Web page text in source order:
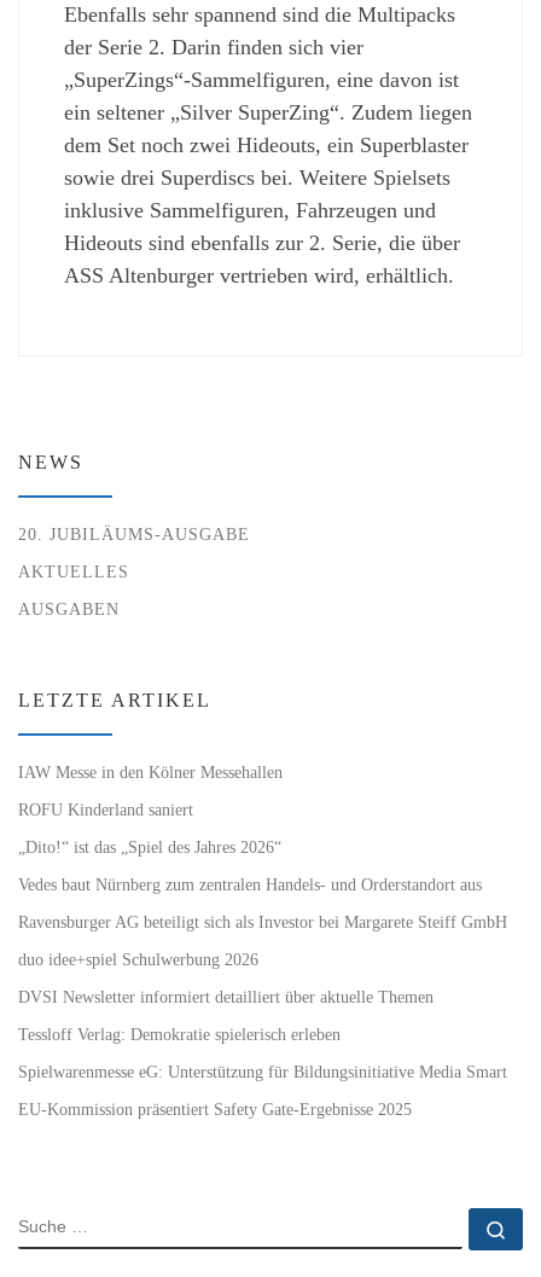
Ebenfalls sehr spannend sind die Multipacks
der Serie 2. Darin finden sich vier
„SuperZings“-Sammelfiguren, eine davon ist
ein seltener „Silver SuperZing“. Zudem liegen
dem Set noch zwei Hideouts, ein Superblaster
sowie drei Superdiscs bei. Weitere Spielsets
inklusive Sammelfiguren, Fahrzeugen und
Hideouts sind ebenfalls zur 2. Serie, die über
ASS Altenburger vertrieben wird, erhältlich.
NEWS
20. JUBILÄUMS-AUSGABE
AKTUELLES
AUSGABEN
LETZTE ARTIKEL
IAW Messe in den Kölner Messehallen
ROFU Kinderland saniert
„Dito!“ ist das „Spiel des Jahres 2026“
Vedes baut Nürnberg zum zentralen Handels- und Orderstandort aus
Ravensburger AG beteiligt sich als Investor bei Margarete Steiff GmbH
duo idee+spiel Schulwerbung 2026
DVSI Newsletter informiert detailliert über aktuelle Themen
Tessloff Verlag: Demokratie spielerisch erleben
Spielwarenmesse eG: Unterstützung für Bildungsinitiative Media Smart
EU-Kommission präsentiert Safety Gate-Ergebnisse 2025
SUCHE